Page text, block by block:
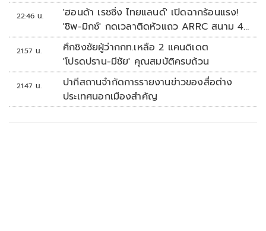
22:46 น.
'ฮอนด้า เรซซิ่ง ไทยแลนด์' เปิดฉากร้อนแรง!
'ชิพ-มิกซ์' กดเวลาติดหัวแถว ARRC สนาม 4
ที่มัลดาลิกา
21:57 น.
ศึกชิงชัยผู้ว่ากกท.เหลือ 2 แคนดิเดต
'โปรดปราน-มีชัย' คุณสมบัติครบถ้วน
21:47 น.
ปากีสถานจำกัดการรายงานข่าวของสื่อต่าง
ประเทศนอกเมืองสำคัญ